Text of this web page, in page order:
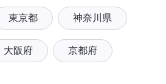
東京都 神奈川県
大阪府 京都府